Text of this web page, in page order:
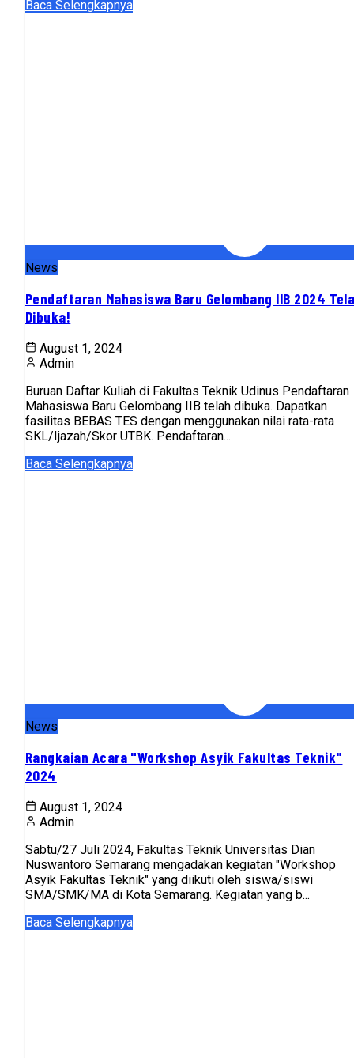
Baca Selengkapnya
News
Pendaftaran Mahasiswa Baru Gelombang IIB 2024
Dibuka!
August 1, 2024
Admin
Buruan Daftar Kuliah di Fakultas Teknik Udinus Pendaftaran
Mahasiswa Baru Gelombang IIB telah dibuka. Dapatkan
fasilitas BEBAS TES dengan menggunakan nilai rata-rata
SKL/Ijazah/Skor UTBK. Pendaftaran...
Baca Selengkapnya
News
Rangkaian Acara "Workshop Asyik Fakultas Teknik"
2024
August 1, 2024
Admin
Sabtu/27 Juli 2024, Fakultas Teknik Universitas Dian
Nuswantoro Semarang mengadakan kegiatan "Workshop
Asyik Fakultas Teknik" yang diikuti oleh siswa/siswi
SMA/SMK/MA di Kota Semarang. Kegiatan yang b...
Baca Selengkapnya